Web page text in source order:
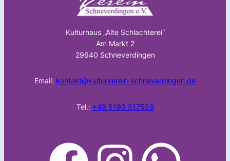
Kulturhaus „Alte Schlachterei“
Am Markt 2
29640 Schneverdingen
Email: kontakt@kulturverein-schneverdingen.de
Tel.: +49 5193 517559